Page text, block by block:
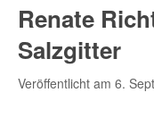
Renate
Salzgitter
Veröffentlicht am 6.